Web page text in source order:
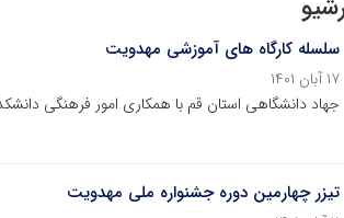
سلسله کارگاه های آموزشی مهدویت
۱۷ آبان ۱۴۰۱
جهاد دانشگاهی استان قم با همکاری امور فرهنگی
تیزر چهارمین دوره جشنواره ملی مهدویت